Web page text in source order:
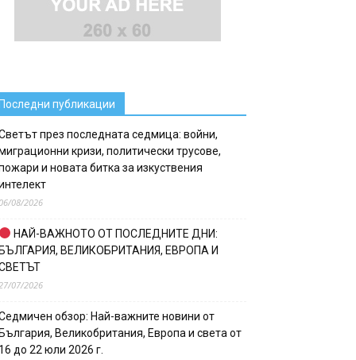
публикации
през последната седмица: войни,
кризи, политически трусове,
и новата битка за изкуствения
08/2026
НАЙ-ВАЖНОТО ОТ ПОСЛЕДНИТЕ ДНИ:
ВЕЛИКОБРИТАНИЯ, ЕВРОПА И
07/2026
обзор: Най-важните новини от
Великобритания, Европа и света от
до 22 юли 2026 г.